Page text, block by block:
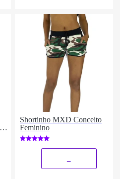
Shortinho MXD Conceito
Feminino